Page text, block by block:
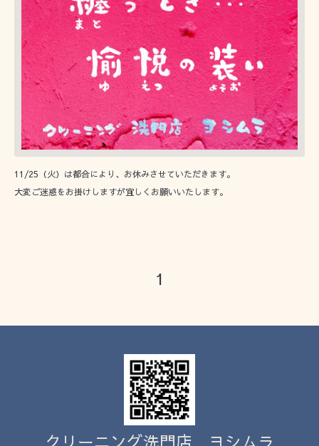
11/25（火）は都合により、お休みさせていただきます。
大変ご迷惑をお掛けしますが宜しくお願いいたします。
1
クリーニング洗門店 ヨシムラ